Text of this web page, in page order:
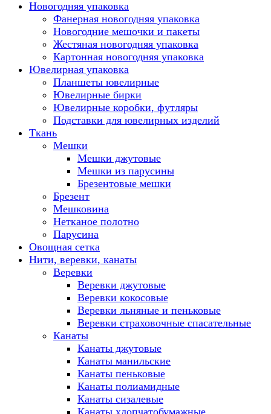
Новогодняя упаковка
Фанерная новогодняя упаковка
Новогодние мешочки и пакеты
Жестяная новогодняя упаковка
Картонная новогодняя упаковка
Ювелирная упаковка
Планшеты ювелирные
Ювелирные бирки
Ювелирные коробки, футляры
Подставки для ювелирных изделий
Ткань
Мешки
Мешки джутовые
Мешки из парусины
Брезентовые мешки
Брезент
Мешковина
Нетканое полотно
Парусина
Овощная сетка
Нити, веревки, канаты
Веревки
Веревки джутовые
Веревки кокосовые
Веревки льняные и пеньковые
Веревки страховочные спасательные
Канаты
Канаты джутовые
Канаты манильские
Канаты пеньковые
Канаты полиамидные
Канаты сизалевые
Канаты хлопчатобумажные